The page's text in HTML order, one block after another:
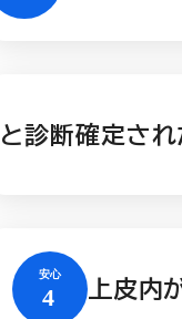
診断確定され
上皮内